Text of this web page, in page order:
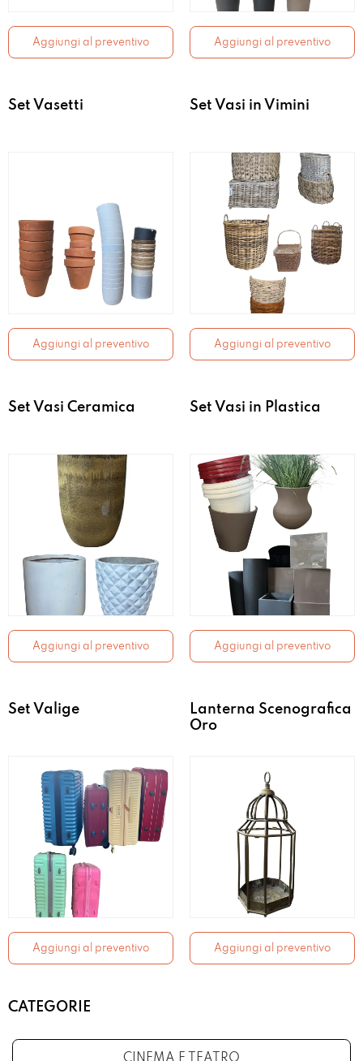
Aggiungi al preventivo Aggiungi al preventivo
Set Vasetti
Aggiungi al preventivo
Set Vasi in Vimini
Aggiungi al preventivo
Set Vasi Ceramica
Aggiungi al preventivo
Set Vasi in Plastica
Aggiungi al preventivo
Set Valige
Aggiungi al preventivo
Lanterna Scenografica
Oro
Aggiungi al preventivo
CATEGORIE